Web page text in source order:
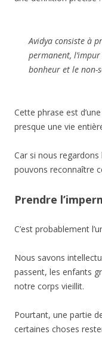
Avidya consiste à
permanent,
bonheur et le non-
Cette phrase est
presque une vie
Car si nous
pouvons reconnaître
Prendre
C’est probablement
Nous savons
passent, les enfants
notre corps vieillit.
Pourtant, une partie
certaines choses